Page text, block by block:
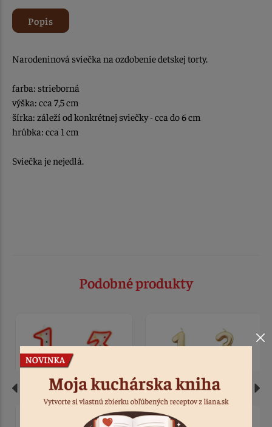
Popis
Narodeninová sviečka na ozdobenie detskej torty.
farba: strieborná
výška: cca 7,5 cm
šírka: záleží od konkrétnej sviečky - cca do 6 cm
hrúbka: cca 1 cm
Sviečka je nejedlá.
Podobné produkty